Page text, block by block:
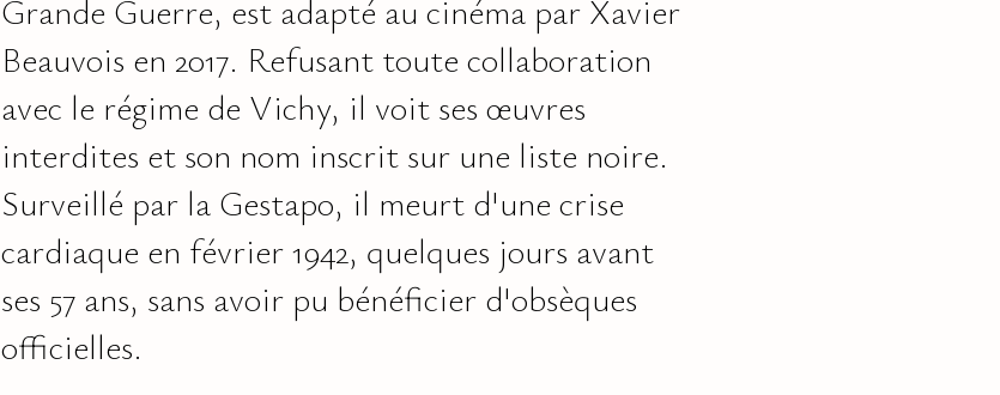
Grande Guerre, est adapté au cinéma par Xavier
Beauvois en 2017. Refusant toute collaboration
avec le régime de Vichy, il voit ses œuvres
interdites et son nom inscrit sur une liste noire.
Surveillé par la Gestapo, il meurt d'une crise
cardiaque en février 1942, quelques jours avant
ses 57 ans, sans avoir pu bénéficier d'obsèques
officielles.